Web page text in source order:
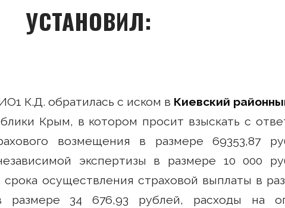
УСТАНОВИЛ:
К.Д. обратилась с иском в Киевский
Крым, в котором просит взыскать с
возмещения в размере 69353,87
экспертизы в размере 10 000
осуществления страховой выплаты в
34 676,93 рублей, расходы на